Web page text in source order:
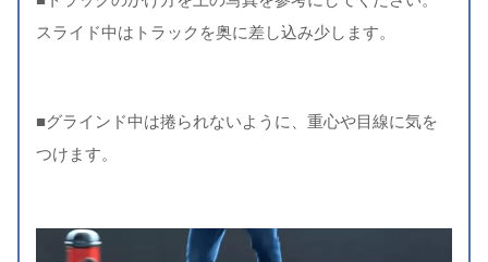
スライド中はトラックを奥に差し込み少します。
■グラインド中は捲られないように、重心や目線に気を
つけます。